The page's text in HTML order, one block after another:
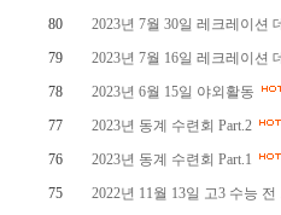
80
2023년 7월 30일 레크레이션
79
2023년 7월 16일 레크레이션
78
2023년 6월 15일 야외활동
77
2023년 동계 수련회 Part.2
76
2023년 동계 수련회 Part.1
75
2022년 11월 13일 고3 수능